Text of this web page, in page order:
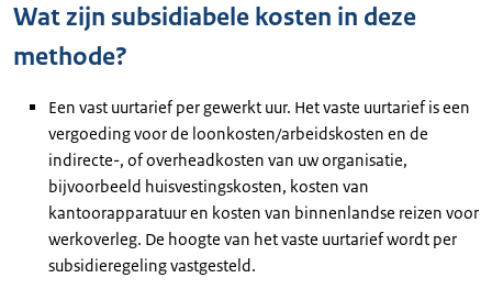
Wat zijn subsidiabele kosten in deze
methode?
Een vast uurtarief per gewerkt uur. Het vaste uurtarief is een
vergoeding voor de loonkosten/arbeidskosten en de
indirecte-, of overheadkosten van uw organisatie,
bijvoorbeeld huisvestingskosten, kosten van
kantoorapparatuur en kosten van binnenlandse reizen voor
werkoverleg. De hoogte van het vaste uurtarief wordt per
subsidieregeling vastgesteld.